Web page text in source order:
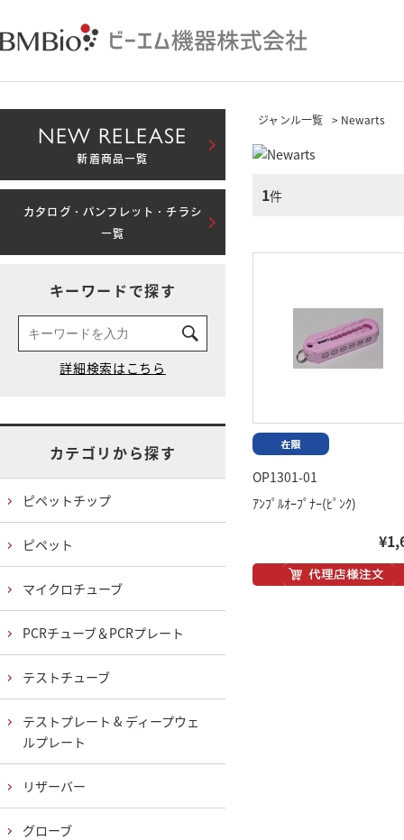
ジャンル一覧 > Newarts
1件
OP1301-01
ｱﾝﾌﾟﾙｵｰﾌﾟﾅｰ(ﾋﾟﾝｸ)
NEW RELEASE
新着商品一覧
カタログ・パンフレット・チラシ
一覧
キーワードで探す
カテゴリから探す
ピペットチップ
ピペット
マイクロチューブ
PCRチューブ＆PCRプレート
テストチューブ
テストプレート & ディープウェ
ルプレート
リザーバー
グローブ